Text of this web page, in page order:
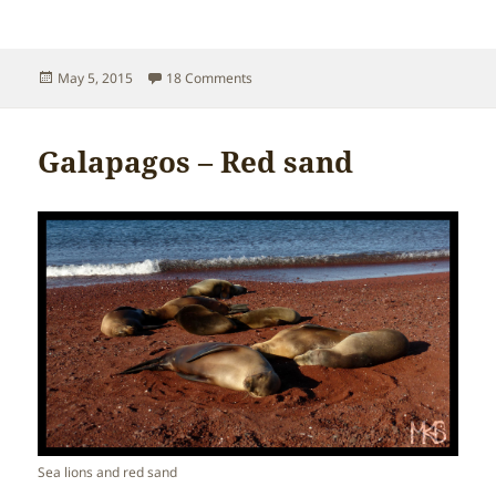
Posted
May 5, 2015 18 Comments
Galapagos – Red sand
Sea lions and red sand